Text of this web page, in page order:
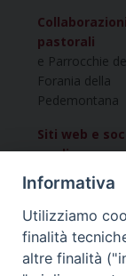
Collaborazioni
pastorali
e Parrocchie
Forania della
Pedemontana
Siti web e
media
della Forania
della
Vuoi condividere
Informativa
Utilizziamo
finalità
altre finalità